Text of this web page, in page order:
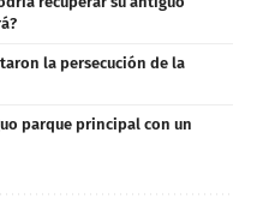
la persecución de la
parque principal con un